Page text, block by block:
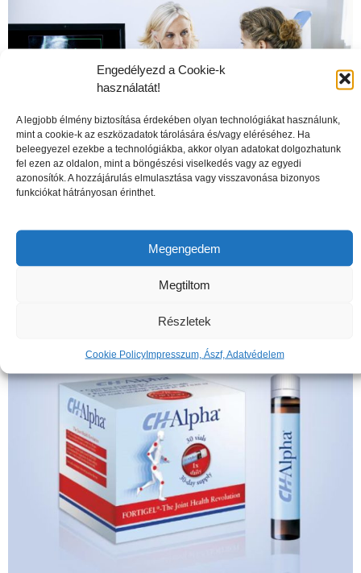
Engedélyezd a Cookie-k
használatát!
A legjobb élmény biztosítása érdekében olyan technológiákat használunk,
mint a cookie-k az eszközadatok tárolására és/vagy eléréséhez. Ha
beleegyezel ezekbe a technológiákba, akkor olyan adatokat dolgozhatunk
fel ezen az oldalon, mint a böngészési viselkedés vagy az egyedi
azonosítók. A hozzájárulás elmulasztása vagy visszavonása bizonyos
funkciókat hátrányosan érinthet.
Megengedem
Megtiltom
Részletek
Cookie PolicyImpresszum, Ászf, Adatvédelem